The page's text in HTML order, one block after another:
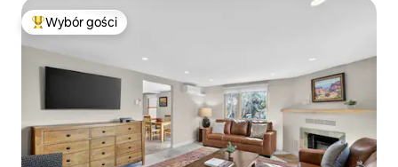
Najpopularniejsze z kategorii Wybór gości
Wybór gości